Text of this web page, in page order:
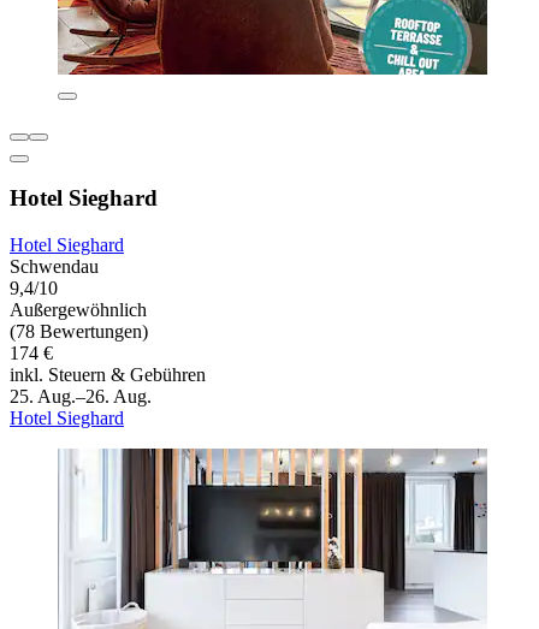
Hotel Sieghard
Hotel Sieghard
Schwendau
9,4/10
Außergewöhnlich
(78 Bewertungen)
174 €
inkl. Steuern & Gebühren
25. Aug.–26. Aug.
Hotel Sieghard